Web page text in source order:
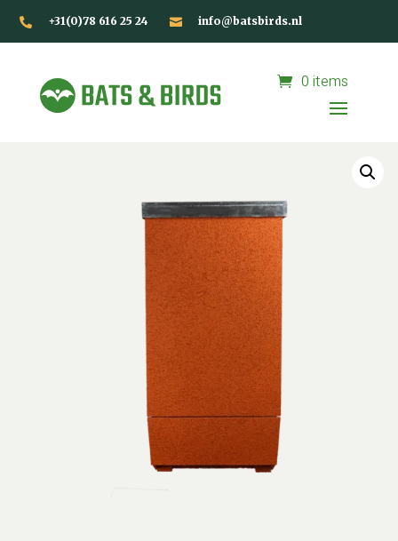
 +31(0)78 616 25 24  info@batsbirds.nl
0 items